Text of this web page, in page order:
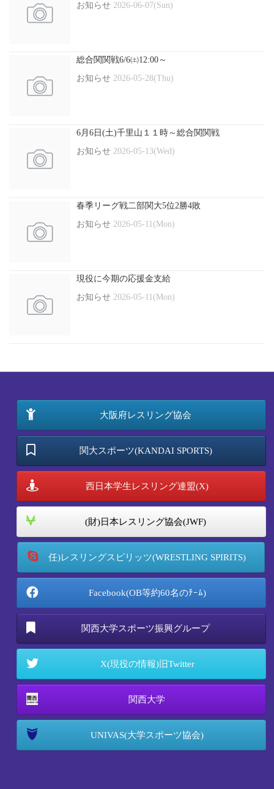
お知らせ 2026-06-07(Sun)
総合関関戦6/6㈯12:00～
お知らせ 2026-05-28(Thu)
6月6日(土)千里山１１時～総合関関戦
お知らせ 2026-05-13(Wed)
春季リーグ戦二部関大5位2勝4敗
お知らせ 2026-05-11(Mon)
現役に今期の応援金支給
お知らせ 2026-05-11(Mon)
大阪府レスリング協会
関大スポーツ(KANDAI SPORTS)
西日本学生レスリング連盟(X)
(財)日本レスリング協会(JWF)
任)レスリングスピリッツ(WRESTLING SPIRITS)
Facebook(OB等約60名のﾁｰﾑ)
関西大学スポーツ振興グループ
X(現役の情報)旧Twitter
関西大学
UNIVAS(大学スポーツ協会)